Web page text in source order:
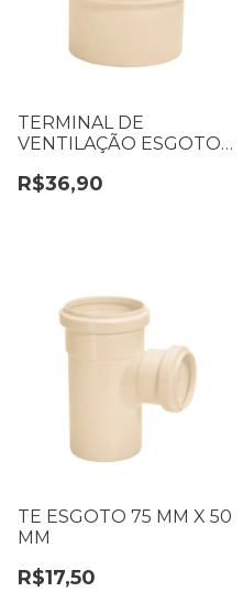
TERMINAL DE
VENTILAÇÃO ESGOTO
R$36,90
TE ESGOTO 75 MM X 50
MM
R$17,50